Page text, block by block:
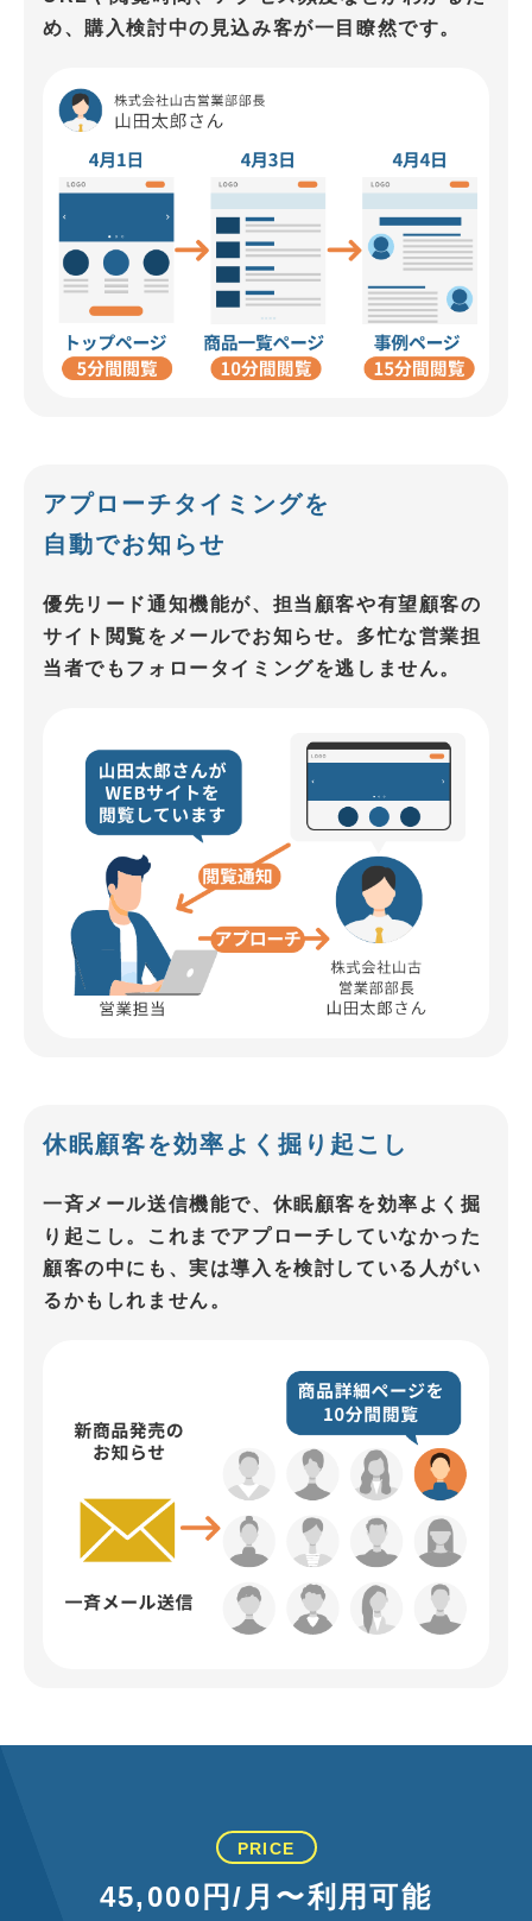
め、購入検討中の見込み客が一目瞭然です。
アプローチタイミングを
自動でお知らせ
優先リード通知機能が、担当顧客や有望顧客の
サイト閲覧をメールでお知らせ。多忙な営業担
当者でもフォロータイミングを逃しません。
休眠顧客を効率よく掘り起こし
一斉メール送信機能で、休眠顧客を効率よく掘
り起こし。これまでアプローチしていなかった
顧客の中にも、実は導入を検討している人がい
るかもしれません。
PRICE
45,000円/月〜利用可能